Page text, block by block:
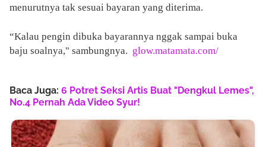
menurutnya tak sesuai bayaran yang diterima.
“Kalau pengin dibuka bayarannya nggak sampai buka
baju soalnya," sambungnya. glow.matamata.com/
Baca Juga: 6 Potret Seksi Artis Buat "Dengkul Lemes",
No.4 Pernah Ada Video Syur!